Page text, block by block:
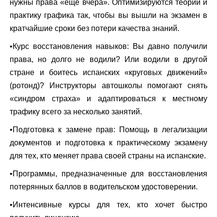
нужны права «еще вчера». Оптимизируются теории и
практику графика так, чтобы вы вышли на экзамен в
кратчайшие сроки без потери качества знаний.
•Курс восстановления навыков: Вы давно получили
права, но долго не водили? Или водили в другой
стране и боитесь испанских «круговых движений»
(ротонд)? Инструкторы автошколы помогают снять
«синдром страха» и адаптироваться к местному
трафику всего за несколько занятий.
•Подготовка к замене прав: Помощь в легализации
документов и подготовка к практическому экзамену
для тех, кто меняет права своей страны на испанские.
•Программы, предназначенные для восстановления
потерянных баллов в водительском удостоверении.
•Интенсивные курсы для тех, кто хочет быстро